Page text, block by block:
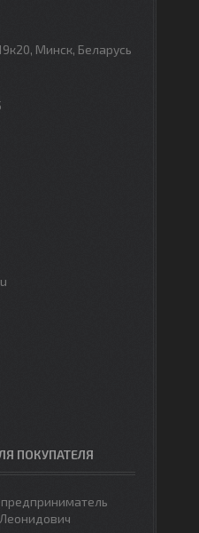
Минск, Беларусь
ПОКУПАТЕЛЯ